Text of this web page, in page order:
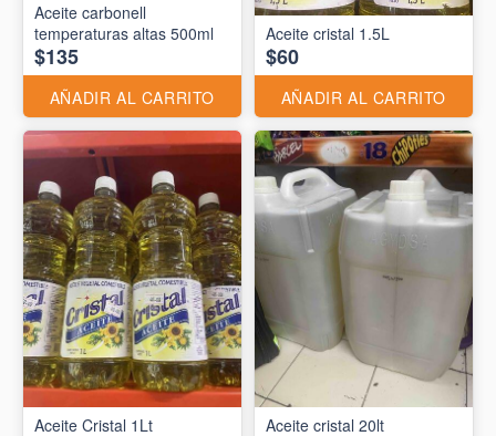
Aceite carbonell
temperaturas altas 500ml
$135
AÑADIR AL CARRITO
Aceite cristal 1.5L
$60
AÑADIR AL CARRITO
Aceite Cristal 1Lt Aceite cristal 20lt